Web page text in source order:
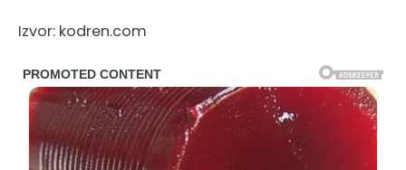
Izvor: kodren.com